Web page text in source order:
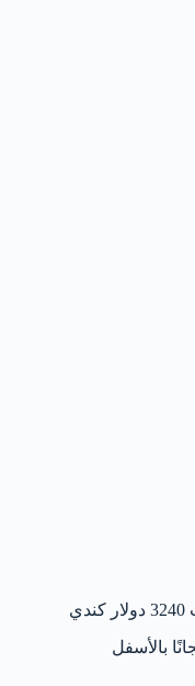
بالأسفل